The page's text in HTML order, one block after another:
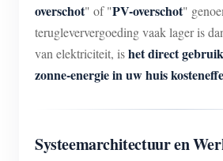
overschot" of "PV-overschot"
terugleververgoeding vaak lager is
van elektriciteit, ishet direct
zonne-energie in uw huis
Systeemarchitectuur en